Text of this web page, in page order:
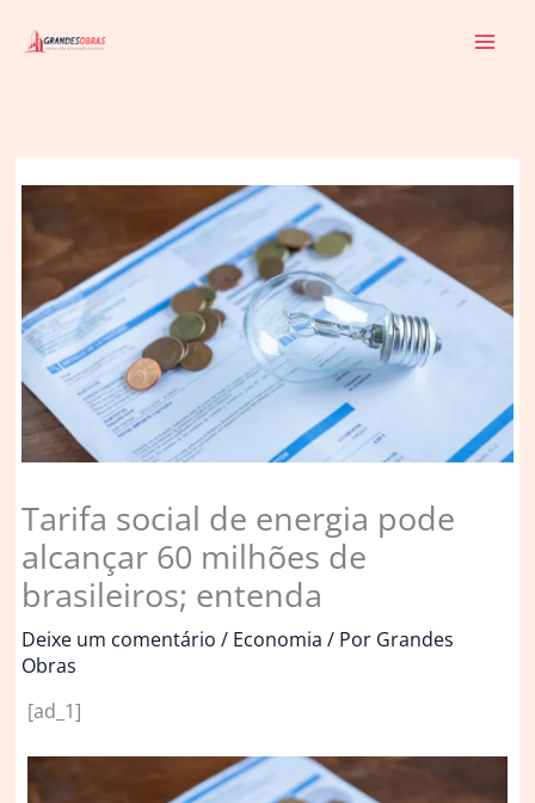
para
Tarifa social de energia pode
alcançar 60 milhões de
brasileiros; entenda
Deixe um comentário / Economia / Por Grandes
Obras
[ad_1]